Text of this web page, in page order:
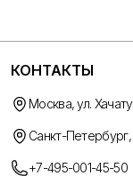
КОНТАКТЫ
Москва, ул.
Санкт-Петербург,
+7-495-001-45-50